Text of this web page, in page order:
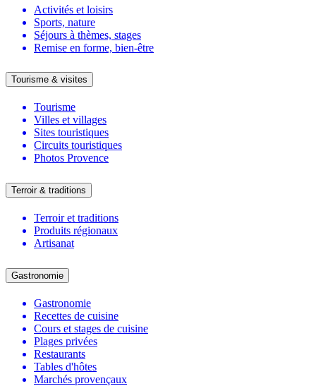
Activités et loisirs
Sports, nature
Séjours à thèmes, stages
Remise en forme, bien-être
Tourisme & visites
Tourisme
Villes et villages
Sites touristiques
Circuits touristiques
Photos Provence
Terroir & traditions
Terroir et traditions
Produits régionaux
Artisanat
Gastronomie
Gastronomie
Recettes de cuisine
Cours et stages de cuisine
Plages privées
Restaurants
Tables d'hôtes
Marchés provençaux